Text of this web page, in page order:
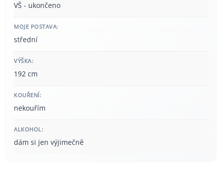
VŠ - ukončeno
MOJE POSTAVA:
střední
VÝŠKA:
192 cm
KOUŘENÍ:
nekouřím
ALKOHOL:
dám si jen výjimečně